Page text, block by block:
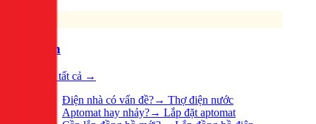
Điện
Xem tất cả →
Điện nhà có vấn đề?→ Thợ điện nước
Aptomat hay nhảy?→ Lắp đặt aptomat